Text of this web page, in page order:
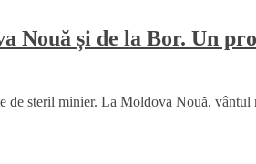
și de la Bor. Un
de steril minier. La Moldova Nouă, vântul